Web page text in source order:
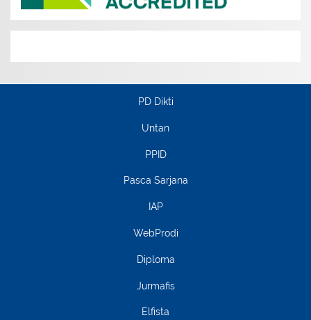
PD Dikti
Untan
PPID
Pasca Sarjana
IAP
WebProdi
Diploma
Jurmafis
Elfista